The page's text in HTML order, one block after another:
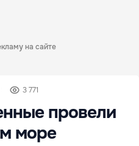
на сайте
3 771
провели
море